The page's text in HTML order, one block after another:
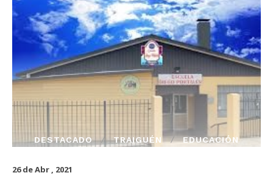
DESTACADO TRAIGUÉN EDUCACIÓN
26 de Abr , 2021